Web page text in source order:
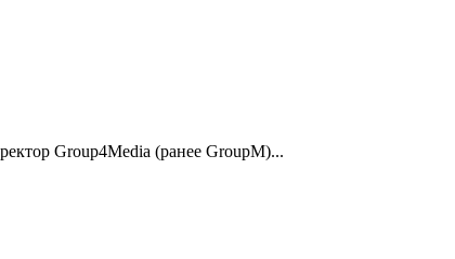
Group4Media (ранее GroupM)...